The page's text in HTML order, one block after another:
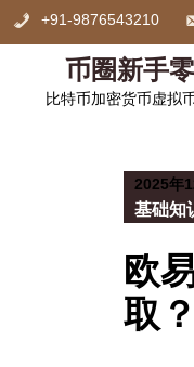
Skip
+91-9876543210
币圈新手
比特币加密货币虚拟
2025年
基础知
欧
取？